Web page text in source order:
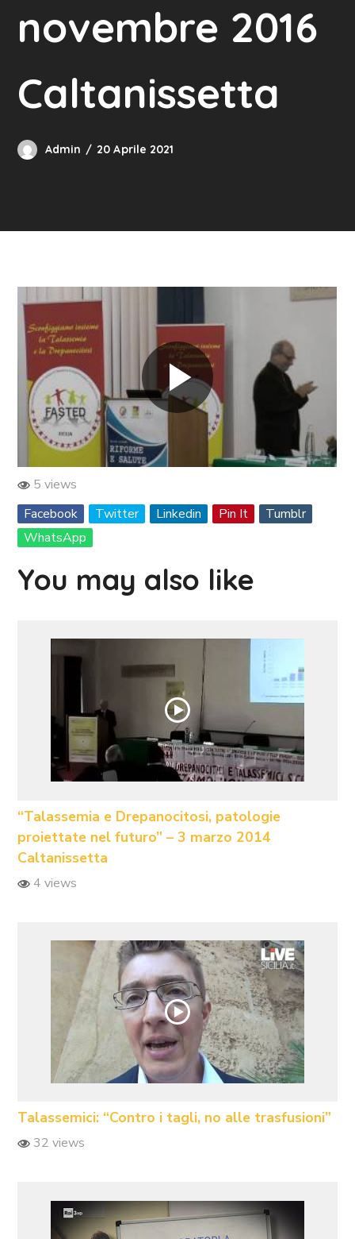
novembre 2016
Caltanissetta
Admin 20 Aprile 2021
5 views
Facebook
Twitter Linkedin Pin It
Tumblr
WhatsApp
You may also like
“Talassemia e Drepanocitosi, patologie
proiettate nel futuro” – 3 marzo 2014
Caltanissetta
4 views
Talassemici: “Contro i tagli, no alle trasfusioni”
32 views